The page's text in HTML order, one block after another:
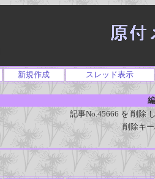
新規作成 スレッド表示
記事No.45666 を 削除
削除キ